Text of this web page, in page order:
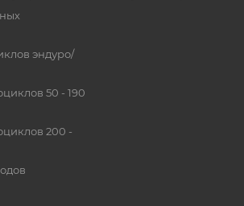
эндуро/
50 - 190
200 -